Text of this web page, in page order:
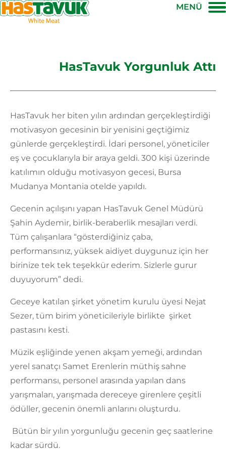
MENÜ
HasTavuk Yorgunluk Attı
HasTavuk her biten yılın ardından gerçekleştirdiği
motivasyon gecesinin bir yenisini geçtiğimiz
günlerde gerçekleştirdi. İdari personel, yöneticiler
eş ve çocuklarıyla bir araya geldi. 300 kişi üzerinde
katılımın olduğu motivasyon gecesi, Bursa
Mudanya Montania otelde yapıldı.
Gecenin açılışını yapan HasTavuk Genel Müdürü
Şahin Aydemir, birlik-beraberlik mesajları verdi.
Tüm çalışanlara “gösterdiğiniz çaba,
performansınız, yüksek aidiyet duygunuz için her
birinize tek tek teşekkür ederim. Sizlerle gurur
duyuyorum” dedi.
Geceye katılan şirket yönetim kurulu üyesi Nejat
Sezer, tüm birim yöneticileriyle birlikte şirket
pastasını kesti.
Müzik eşliğinde yenen akşam yemeği, ardından
yerel sanatçı Samet Erenlerin müthiş sahne
performansı, personel arasında yapılan dans
yarışmaları, yarışmada dereceye girenlere çeşitli
ödüller, gecenin önemli anlarını oluşturdu.
Bütün bir yılın yorgunluğu gecenin geç saatlerine
kadar sürdü.